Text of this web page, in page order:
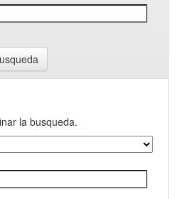
la busqueda.